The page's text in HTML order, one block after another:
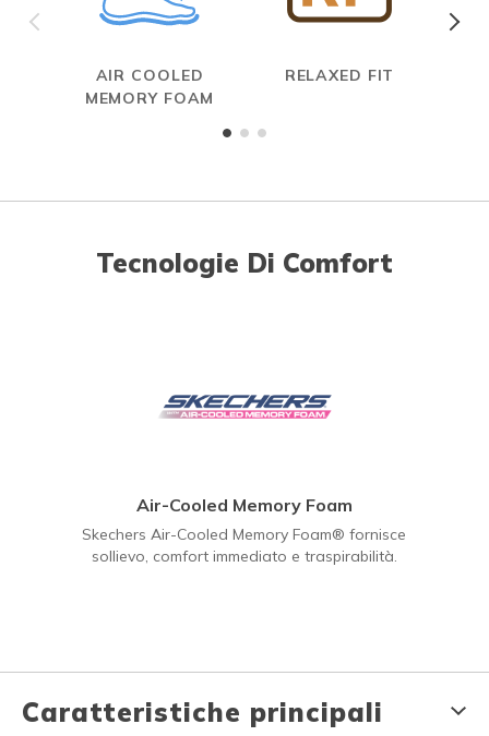
AIR COOLED
MEMORY FOAM
RELAXED FIT
Tecnologie Di Comfort
Air-Cooled Memory Foam
Skechers Air-Cooled Memory Foam® fornisce
sollievo, comfort immediato e traspirabilità.
Caratteristiche principali